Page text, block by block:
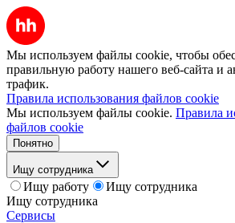
Мы используем файлы cookie, чтобы
правильную работу нашего веб-сайта и
трафик.
Правила использования файлов cookie
Мы используем файлы cookie. Правила
файлов cookie
Понятно
Ищу сотрудника
Ищу работу
Ищу сотрудника
Ищу сотрудника
Сервисы